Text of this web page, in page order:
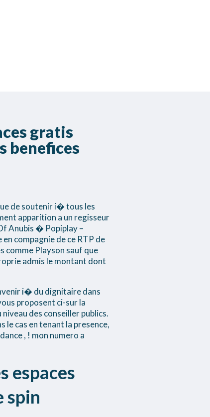
gratis
benefices
de soutenir i� tous les
apparition a un regisseur
Anubis � Popiplay –
compagnie de ce RTP de
comme Playson sauf que
admis le montant dont
i� du dignitaire dans
proposent ci-sur la
des conseiller publics.
le cas en tenant la presence,
, ! mon numero a
espaces
spin